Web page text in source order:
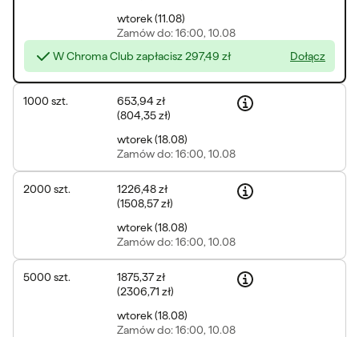
wtorek(11.08)
Zamówdo: 16:00, 10.08
W Chroma Club zapłacisz 297,49 zł Dołącz
1000 szt.
653,94 zł
(804,35 zł)
wtorek(18.08)
Zamówdo: 16:00, 10.08
2000 szt.
1226,48 zł
(1508,57 zł)
wtorek(18.08)
Zamówdo: 16:00, 10.08
5000 szt.
1875,37 zł
(2306,71 zł)
wtorek(18.08)
Zamówdo: 16:00, 10.08